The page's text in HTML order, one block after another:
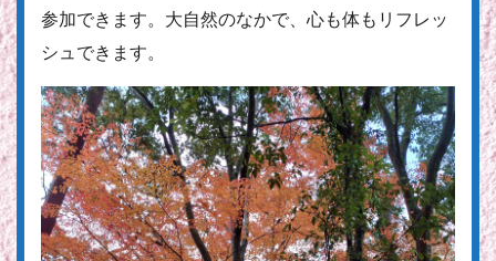
参加できます。大自然のなかで、心も体もリフレッ
シュできます。